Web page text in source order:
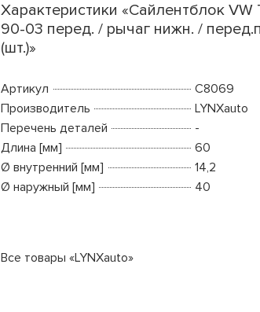
Характеристики «Сайлентблок VW
90-03 перед. / рычаг нижн. /
(шт.)»
Артикул
C8069
Производитель
LYNXauto
Перечень деталей
-
Длина [мм]
60
Ø внутренний [мм]
14,2
Ø наружный [мм]
40
Все товары «LYNXauto»